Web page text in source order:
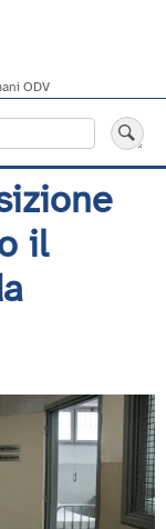
ODV
il